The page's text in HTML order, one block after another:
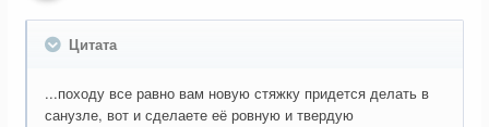
Цитата
...походу все равно вам новую стяжку придется делать в
санузле, вот и сделаете её ровную и твердую